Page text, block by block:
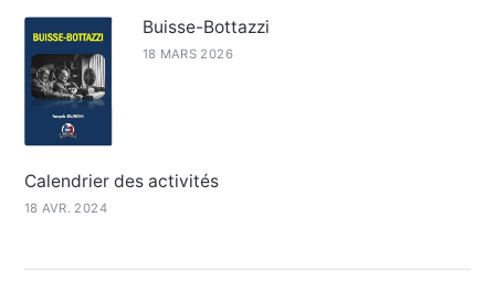
Buisse-Bottazzi
18 MARS 2026
Calendrier des activités
18 AVR. 2024